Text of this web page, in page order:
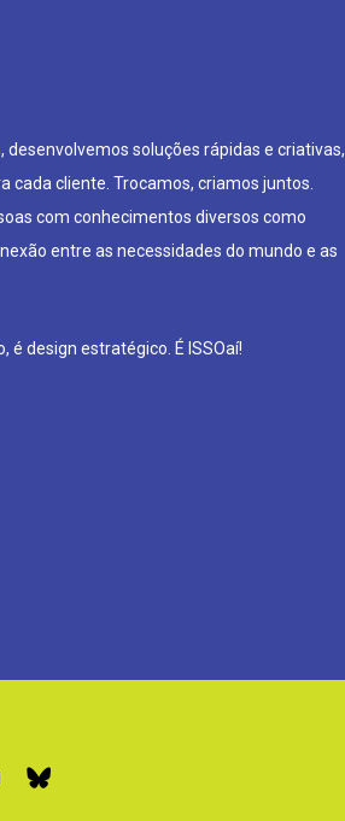
soluções rápidas e criativas,
cada cliente. Trocamos, criamos juntos.
com conhecimentos diversos como
entre as necessidades do mundo e as
design estratégico. É ISSOaí!